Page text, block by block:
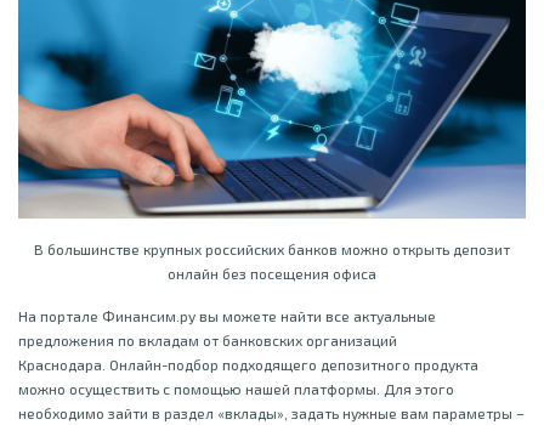
В большинстве крупных российских банков можно открыть депозит
онлайн без посещения офиса
На портале Финансим.ру вы можете найти все актуальные
предложения по вкладам от банковских организаций
Краснодара. Онлайн-подбор подходящего депозитного продукта
можно осуществить с помощью нашей платформы. Для этого
необходимо зайти в раздел «вклады», задать нужные вам параметры –